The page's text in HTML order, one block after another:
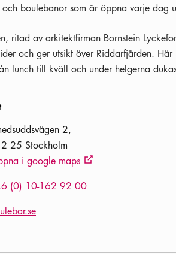
och boulebanor som är öppna varje dag
ritad av arkitektfirman Bornstein
och ger utsikt över Riddarfjärden.
lunch till kväll och under helgerna
2
25 Stockholm
i google maps Extern ikon
(0) 10-162 92 00